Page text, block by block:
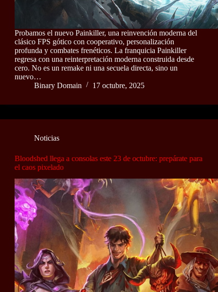
Probamos el nuevo Painkiller, una reinvención moderna del
clásico FPS gótico con cooperativo, personalización
profunda y combates frenéticos. La franquicia Painkiller
regresa con una reinterpretación moderna construida desde
cero. No es un remake ni una secuela directa, sino un
nuevo…
Binary Domain
17 octubre, 2025
Noticias
Bloodshed llega a consolas este 23 de octubre: prepárate para
el caos pixelado